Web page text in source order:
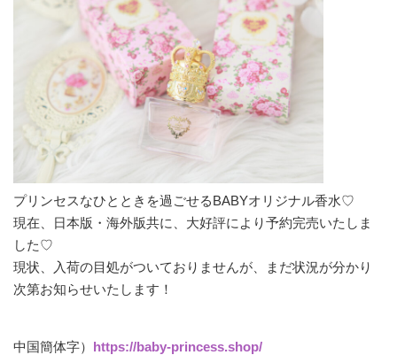
プリンセスなひとときを過ごせるBABYオリジナル香水♡
現在、日本版・海外版共に、大好評により予約完売いたしま
した♡
現状、入荷の目処がついておりませんが、まだ状況が分かり
次第お知らせいたします！
中国簡体字） https://baby-princess.shop/